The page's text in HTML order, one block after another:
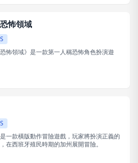
怖領域
恐怖領域》是一款第一人稱恐怖角色扮演遊
是一款橫版動作冒險遊戲，玩家將扮演正義的
在西班牙殖民時期的加州展開冒險。